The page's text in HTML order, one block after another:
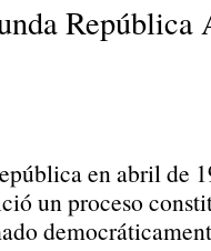
en abril de
un proceso